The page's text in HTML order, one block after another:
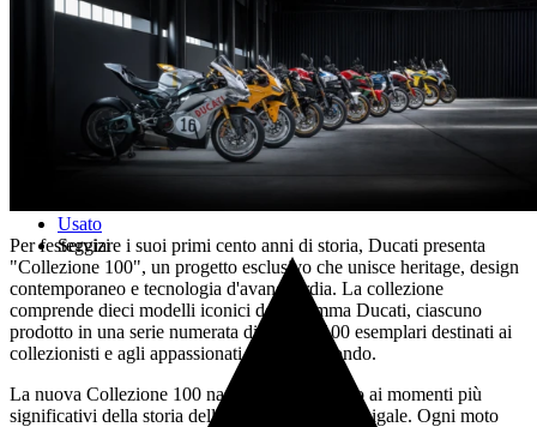
Usato
Servizi
Per festeggiare i suoi primi cento anni di storia, Ducati presenta
"Collezione 100", un progetto esclusivo che unisce heritage, design
contemporaneo e tecnologia d'avanguardia. La collezione
comprende dieci modelli iconici della gamma Ducati, ciascuno
prodotto in una serie numerata di appena 100 esemplari destinati ai
collezionisti e agli appassionati di tutto il mondo.
La nuova Collezione 100 nasce come omaggio ai momenti più
significativi della storia della Casa di Borgo Panigale. Ogni moto